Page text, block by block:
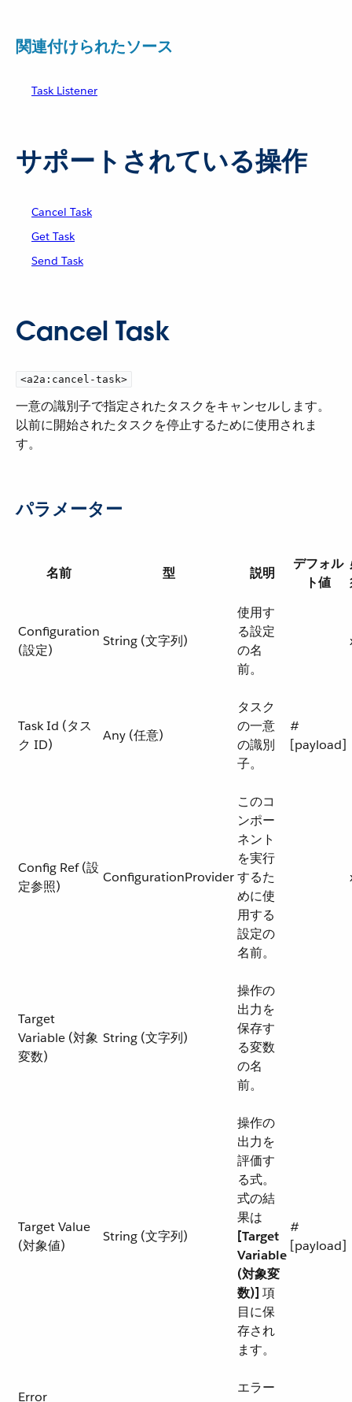
関連付けられたソース
Task Listener
サポートされている操作
Cancel Task
Get Task
Send Task
Cancel Task
<a2a:cancel-task>
一意の識別子で指定されたタスクをキャンセルします。
以前に開始されたタスクを停止するために使用されま
す。
パラメーター
名前 型 説明
デフォル
ト値
Configuration
(設定)
String (文字列)
使用す
る設定
の名
前。
Task Id (タス
ク ID)
Any (任意)
タスク
の一意
の識別
子。
#
[payload]
Config Ref (設
定参照)
ConfigurationProvider
このコ
ンポー
ネント
を実行
するた
めに使
用する
設定の
名前。
Target
Variable (対象
変数)
String (文字列)
操作の
出力を
保存す
る変数
の名
前。
Target Value
(対象値)
String (文字列)
操作の
出力を
評価す
る式。
式の結
果は ​
[Target
Variable
(対象変
数)] ​ 項
目に保
存され
ます。
#
[payload]
Error
エラー